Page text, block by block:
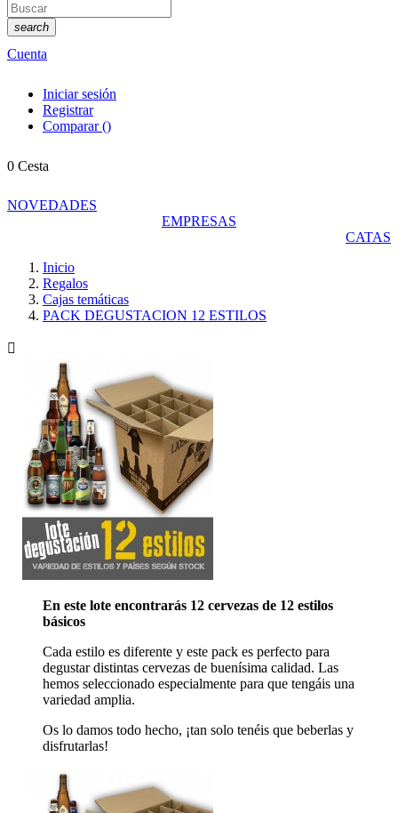
search
Cuenta
Iniciar sesión
Registrar
Comparar()
0 Cesta
NOVEDADES
EMPRESAS
CATAS
Inicio
Regalos
Cajas temáticas
PACK DEGUSTACION 12 ESTILOS

En este lote encontrarás 12 cervezas de 12 estilos
básicos
Cada estilo es diferente y este pack es perfecto para
degustar distintas cervezas de buenísima calidad. Las
hemos seleccionado especialmente para que tengáis una
variedad amplia.
Os lo damos todo hecho, ¡tan solo tenéis que beberlas y
disfrutarlas!